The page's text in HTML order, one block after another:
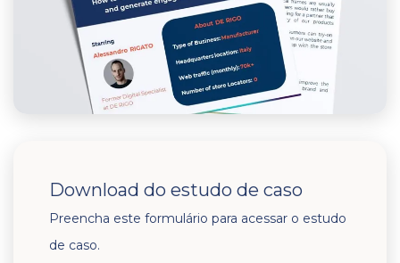
Download do estudo de caso
Preencha este formulário para acessar o estudo
de caso.